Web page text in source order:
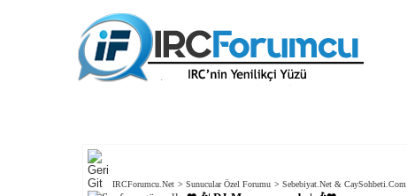
IRCForumcu.Net > Sunucular Özel Forumu > Sebebiyat.Net &